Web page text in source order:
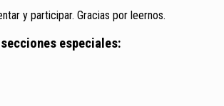
y participar. Gracias por leernos.
especiales: